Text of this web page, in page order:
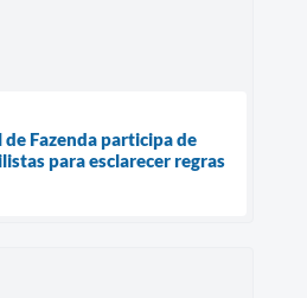
Fazenda participa de
para esclarecer regras